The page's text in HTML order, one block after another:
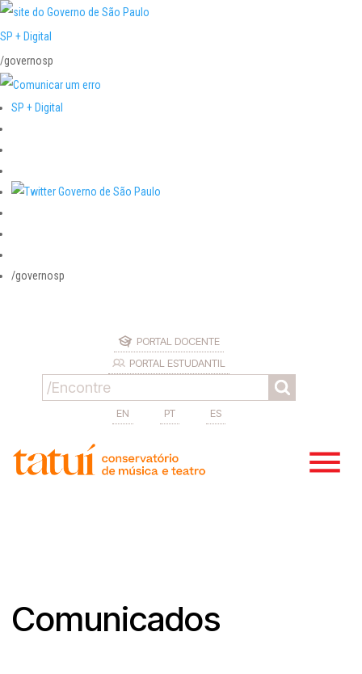
SP + Digital
/governosp
SP + Digital
/governosp
PORTAL DOCENTE
PORTAL ESTUDANTIL
EN PT ES
Comunicados